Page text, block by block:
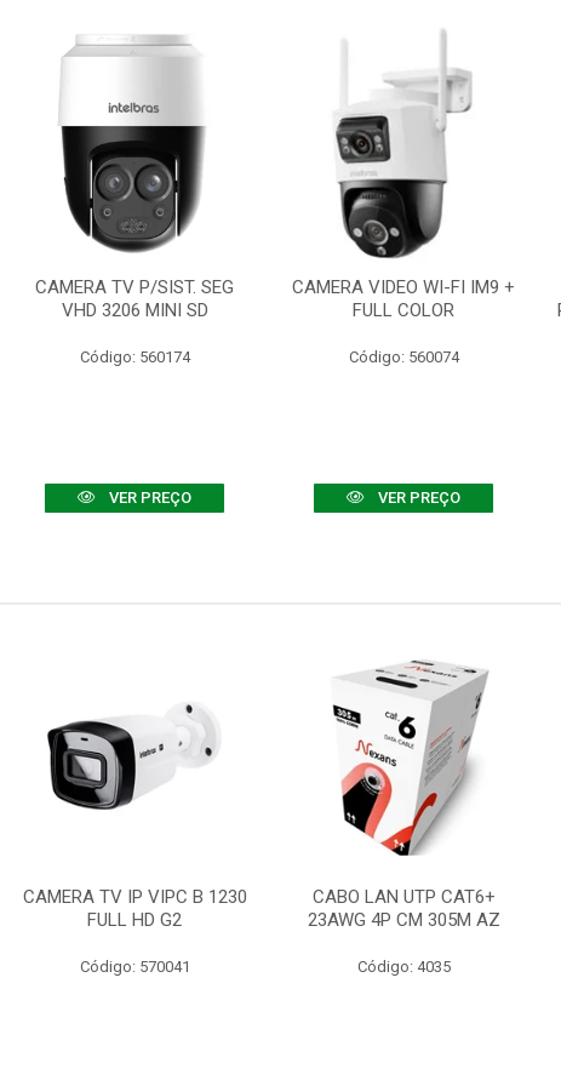
CAMERA TV P/SIST. SEG
VHD 3206 MINI SD
Código: 560174
VER PREÇO
CAMERA VIDEO WI-FI IM9 +
FULL COLOR
Código: 560074
VER PREÇO
CAMERA TV IP VIPC B 1230
FULL HD G2
Código: 570041
CABO LAN UTP CAT6+
23AWG 4P CM 305M AZ
Código: 4035